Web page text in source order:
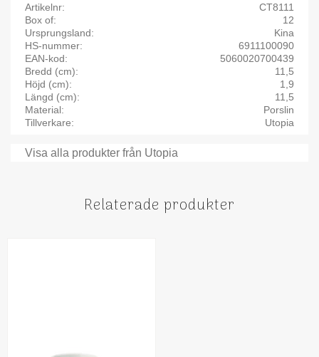
Artikelnr
CT8111
Box of
12
Ursprungsland
Kina
HS-nummer
6911100090
EAN-kod
5060020700439
Bredd (cm)
11,5
Höjd (cm)
1,9
Längd (cm)
11,5
Material
Porslin
Tillverkare
Utopia
Visa alla produkter från Utopia
Relaterade produkter